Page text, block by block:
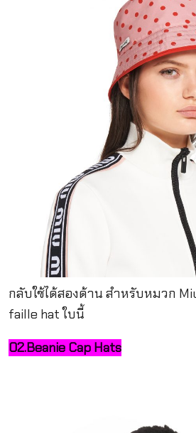
กลับใช้ได้สองด้าน สำหรับหมวก
faille hat ใบนี้
02.Beanie Cap Hats